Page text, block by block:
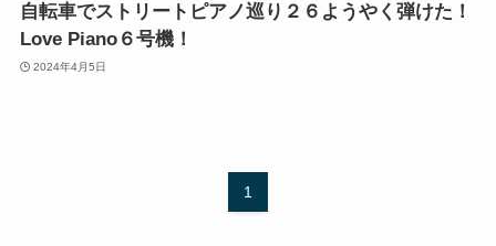
自転車でストリートピアノ巡り２６ようやく弾けた！
Love Piano６号機！
2024年4月5日
1